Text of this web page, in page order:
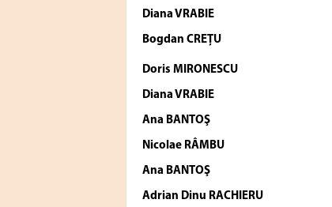
Diana VRABIE
Bogdan CREŢU
Doris MIRONESCU
Diana VRABIE
Ana BANTOŞ
Nicolae RÂMBU
Ana BANTOŞ
Adrian Dinu RACHIERU